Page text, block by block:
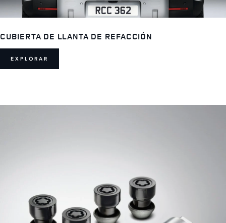
CUBIERTA DE LLANTA DE REFACCIÓN
EXPLORAR